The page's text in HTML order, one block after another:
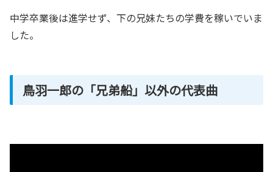
中学卒業後は進学せず、下の兄妹たちの学費を稼いでいま
した。
鳥羽一郎の「兄弟船」以外の代表曲